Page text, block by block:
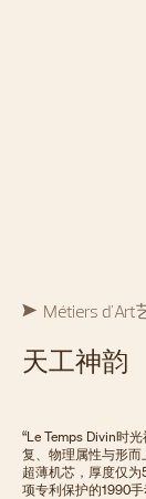
Métiers d'Art
天工神韵
“Le Temps Divin时
复、物理属性与形
超薄机芯，厚度仅
项专利保护的1990手